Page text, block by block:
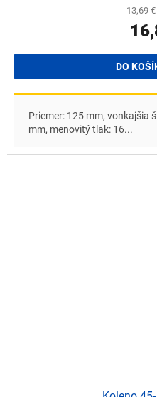
13,69
DO
Priemer: 125 mm, vonkajšia
mm, menovitý tlak: 16...